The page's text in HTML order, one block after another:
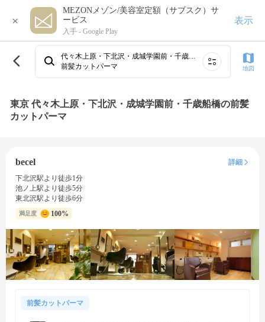
×
MEZONメゾン/美容室定額（サブスク）サ
ービス
入手 - Google Play
表示
代々木上原・下北沢・成城学園前・千歳船橋
前髪カットパーマ
地図
東京 代々木上原・下北沢・成城学園前・千歳船橋の前髪
カットパーマ
becel
詳細
下北沢駅より徒歩1分
池ノ上駅より徒歩5分
東北沢駅より徒歩6分
満足度 100%
前髪カットパーマ